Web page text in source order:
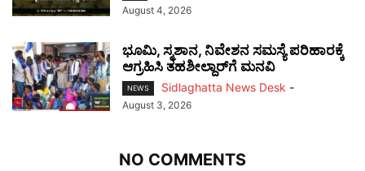
August 4, 2026
ಭೂಮಿ, ಸ್ಮಶಾನ, ನಿವೇಶನ ಸಮಸ್ಯೆ ಪರಿಹಾರಕ್ಕೆ
ಆಗ್ರಹಿಸಿ ತಹಶೀಲ್ದಾರ್‌ಗೆ ಮನವಿ
NEWS Sidlaghatta News Desk -
August 3, 2026
NO COMMENTS